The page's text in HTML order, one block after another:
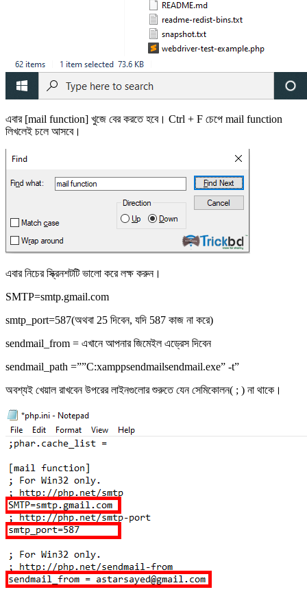
এবার [mail function] খুজে বের করতে হবে। Ctrl + F চেপে mail function
লিখলেই চলে আসবে।
এবার নিচের স্ক্রিনশটটি ভালো করে লক্ষ করুন।
SMTP=smtp.gmail.com
smtp_port=587(অথবা 25 দিবেন, যদি 587 কাজ না করে)
sendmail_from = এখানে আপনার জিমেইল এড্রেস দিবেন
sendmail_path =””C:xamppsendmailsendmail.exe” -t”
অবশ্যই খেয়াল রাখবেন উপরের লাইনগুলোর শুরুতে যেন সেমিকোলন( ; ) না থাকে।